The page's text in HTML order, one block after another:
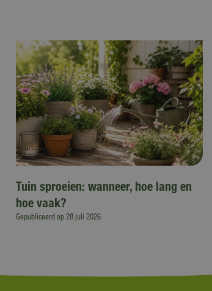
Tuin sproeien: wanneer, hoe lang en
hoe vaak?
Gepubliceerd op 28 juli 2026